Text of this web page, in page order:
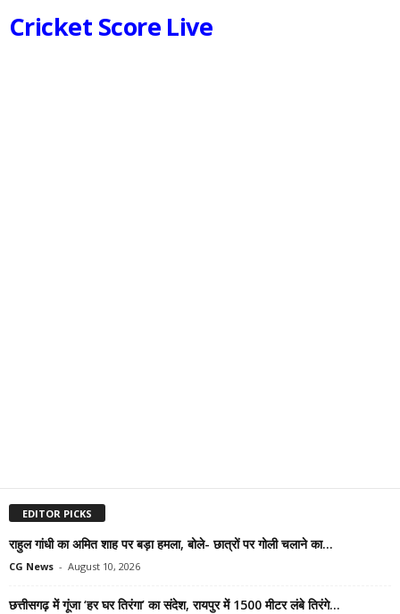
Cricket Score Live
EDITOR PICKS
राहुल गांधी का अमित शाह पर बड़ा हमला, बोले- छात्रों पर गोली चलाने का...
CG News - August 10, 2026
छत्तीसगढ़ में गूंजा ‘हर घर तिरंगा’ का संदेश, रायपुर में 1500 मीटर लंबे तिरंगे...